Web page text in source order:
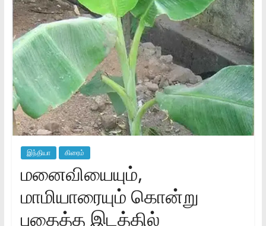
இந்தியா கிரைம்
மனைவியையும்,
மாமியாரையும் கொன்று
புதைத்த இடத்தில்